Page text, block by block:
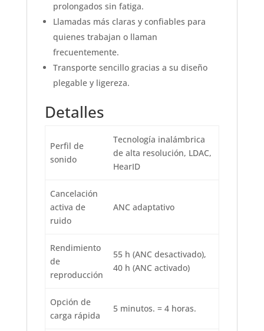
prolongados sin fatiga.
Llamadas más claras y confiables para
quienes trabajan o llaman
frecuentemente.
Transporte sencillo gracias a su diseño
plegable y ligereza.
Detalles
Perfil de
sonido
Tecnología inalámbrica
de alta resolución, LDAC,
HearID
Cancelación
activa de
ruido
ANC adaptativo
Rendimiento
de
reproducción
55 h (ANC desactivado),
40 h (ANC activado)
Opción de
carga rápida
5 minutos. = 4 horas.